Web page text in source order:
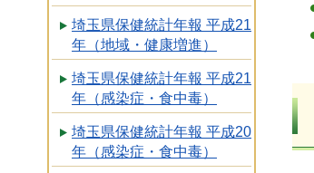
埼玉県保健統計年報 平成21
年（地域・健康増進）
埼玉県保健統計年報 平成21
年（感染症・食中毒）
埼玉県保健統計年報 平成20
年（感染症・食中毒）